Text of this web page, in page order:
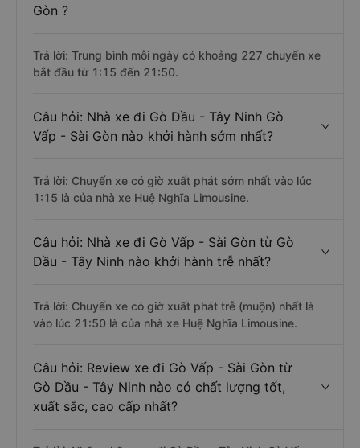
Gòn ?
Trả lời: Trung bình mỗi ngày có khoảng 227 chuyến xe
bắt đầu từ 1:15 đến 21:50.
Câu hỏi: Nhà xe đi Gò Dầu - Tây Ninh Gò
Vấp - Sài Gòn nào khởi hành sớm nhất?
Trả lời: Chuyến xe có giờ xuất phát sớm nhất vào lúc
1:15 là của nhà xe Huệ Nghĩa Limousine.
Câu hỏi: Nhà xe đi Gò Vấp - Sài Gòn từ Gò
Dầu - Tây Ninh nào khởi hành trễ nhất?
Trả lời: Chuyến xe có giờ xuất phát trễ (muộn) nhất là
vào lúc 21:50 là của nhà xe Huệ Nghĩa Limousine.
Câu hỏi: Review xe đi Gò Vấp - Sài Gòn từ
Gò Dầu - Tây Ninh nào có chất lượng tốt,
xuất sắc, cao cấp nhất?